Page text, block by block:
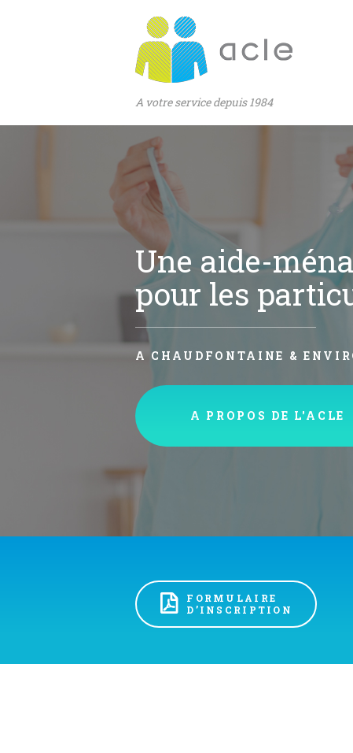
A votre service depuis 1984
A PROPOS DE L'ACLE
FORMULAIRE
D’INSCRIPTION